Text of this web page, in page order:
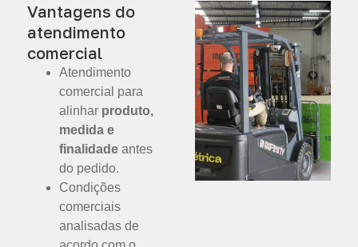
Vantagens do
atendimento
comercial
Atendimento
comercial para
alinhar produto,
medida e
finalidade antes
do pedido.
Condições
comerciais
analisadas de